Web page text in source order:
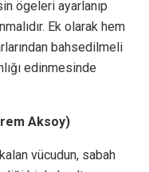
ögeleri ayarlanıp
Ek olarak hem
bahsedilmeli
edinmesinde
Aksoy)
vücudun, sabah